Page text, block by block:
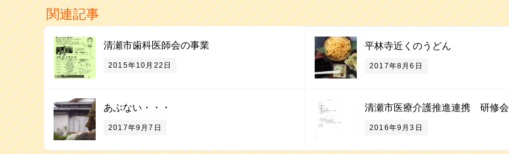
関連記事
清瀬市歯科医師会の事業
2015年10月22日
平林寺近くのうどん
2017年8月6日
あぶない・・・
2017年9月7日
清瀬市医療介護推進連携 研修会
2016年9月3日